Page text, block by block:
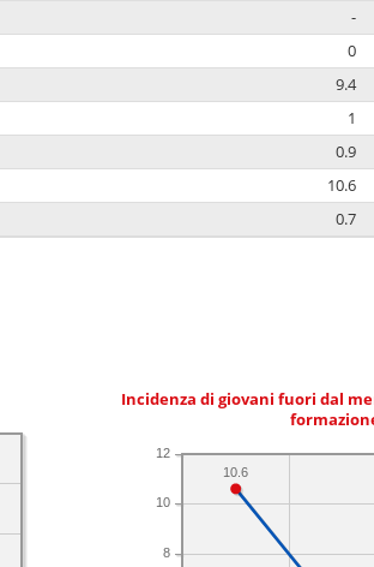
-
0
9.4
1
0.9
10.6
0.7
Incidenza di giovani fuori dal
8
10
12
10.6